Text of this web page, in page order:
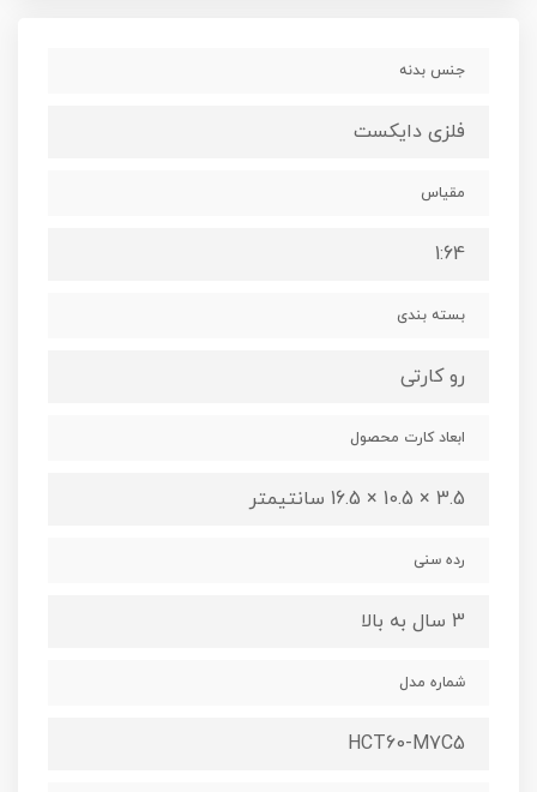
جنس بدنه
فلزی دایکست
مقیاس
1:64
بسته بندی
رو کارتی
ابعاد کارت محصول
3.5 × 10.5 × 16.5 سانتیمتر
رده سنی
3 سال به بالا
شماره مدل
HCT60-M7C5